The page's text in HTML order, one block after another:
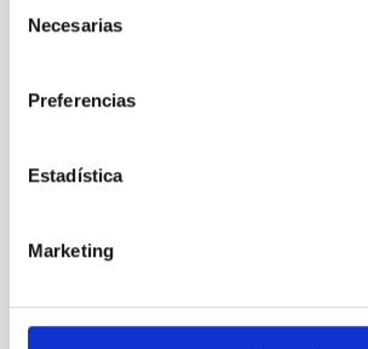
Necesarias
Preferencias
Estadística
Marketing
ÁMBITO
PRIVADA
CONCEDIDA